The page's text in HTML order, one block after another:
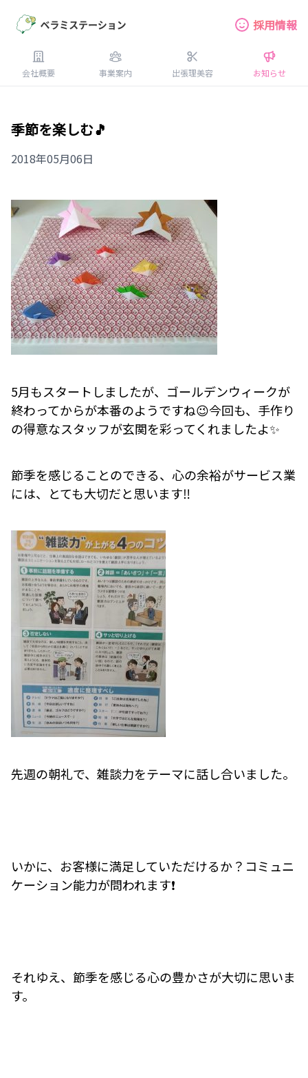
採用情報
会社概要 事業案内 出張理美容 お知らせ
季節を楽しむ🎵
2018年05月06日
5月もスタートしましたが、ゴールデンウィークが
終わってからが本番のようですね😉今回も、手作り
の得意なスタッフが玄関を彩ってくれましたよ✨
節季を感じることのできる、心の余裕がサービス業
には、とても大切だと思います‼
先週の朝礼で、雑談力をテーマに話し合いました。
いかに、お客様に満足していただけるか？コミュニ
ケーション能力が問われます❗
それゆえ、節季を感じる心の豊かさが大切に思いま
す。